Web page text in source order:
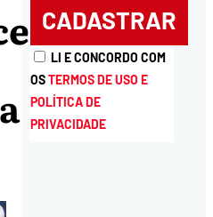
LI E CONCORDO COM
OSTERMOS DE USO E
POLÍTICA DE
PRIVACIDADE